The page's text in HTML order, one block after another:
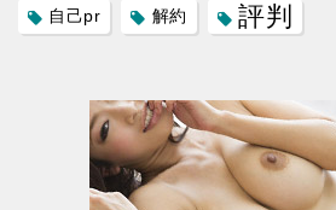
自己pr 解約 評判